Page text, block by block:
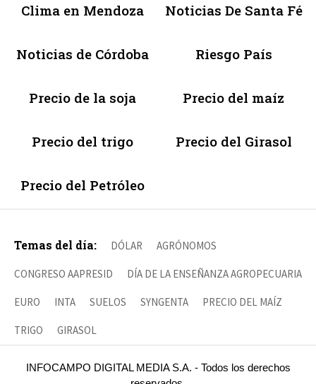
Clima en Mendoza Noticias De Santa Fé
Noticias de Córdoba Riesgo País
Precio de la soja Precio del maíz
Precio del trigo Precio del Girasol
Precio del Petróleo
Temas del día: DÓLAR AGRÓNOMOS
CONGRESO AAPRESID DÍA DE LA ENSEÑANZA AGROPECUARIA
EURO INTA SUELOS SYNGENTA PRECIO DEL MAÍZ
TRIGO GIRASOL
INFOCAMPO DIGITAL MEDIA S.A. - Todos los derechos